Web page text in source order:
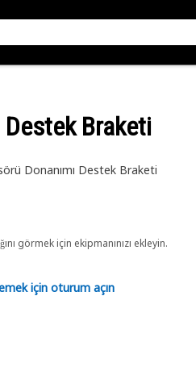
Destek Braketi
Donanımı Destek Braketi
görmek için ekipmanınızı ekleyin.
için oturum açın